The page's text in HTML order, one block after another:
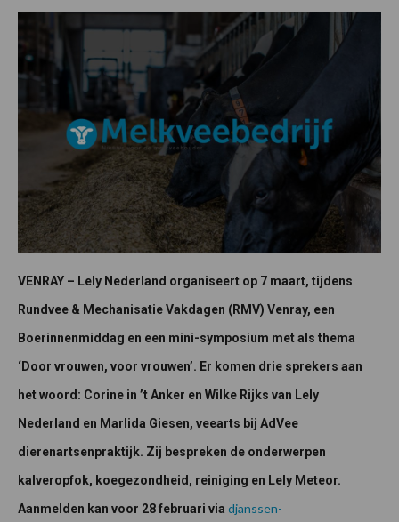
VENRAY – Lely Nederland organiseert op 7 maart, tijdens
Rundvee & Mechanisatie Vakdagen (RMV) Venray, een
Boerinnenmiddag en een mini-symposium met als thema
‘Door vrouwen, voor vrouwen’. Er komen drie sprekers aan
het woord: Corine in ’t Anker en Wilke Rijks van Lely
Nederland en Marlida Giesen, veearts bij AdVee
dierenartsenpraktijk. Zij bespreken de onderwerpen
kalveropfok, koegezondheid, reiniging en Lely Meteor.
Aanmelden kan voor 28 februari via djanssen-